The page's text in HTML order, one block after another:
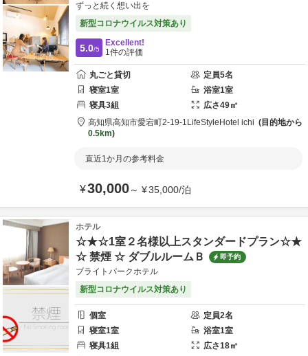
ずっと続く想い出を
新型コロナウイルス対策あり
5.0/5
Excellent!
1件の評価
丸ごと貸切 定員5名
寝室1室 浴室1室
寝具3組 広さ49㎡
高知県高知市愛宕町2-19-1 LifeStyleHotel ichi
目的地から
0.5km
直近1か月の参考料金
¥30,000～ ¥35,000/泊
ホテル
☆★☆1室２名様以上スタンダードプラン☆★
☆ 禁煙 ☆ ダブルルームＢ
即予約
ブライトパークホテル
新型コロナウイルス対策あり
個室 定員2名
寝室1室 浴室1室
寝具1組 広さ18㎡